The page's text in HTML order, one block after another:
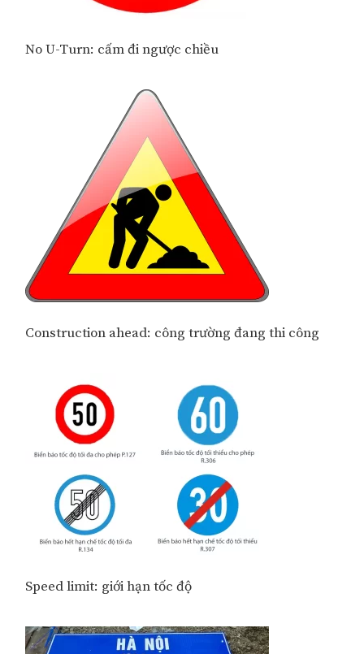
No U-Turn: cấm đi ngược chiều
Construction ahead: công trường đang thi công
Speed limit: giới hạn tốc độ